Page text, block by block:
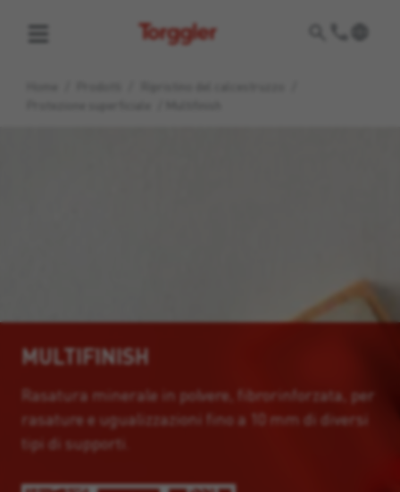
Torggler
MULTIFINISH
Rasatura minerale in polvere, fibrorinforzata, per
rasature e ugualizzazioni fino a 10 mm di diversi
tipi di supporti.